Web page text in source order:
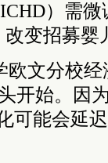
）需
变招募婴
文分校经
开始。因
可能会